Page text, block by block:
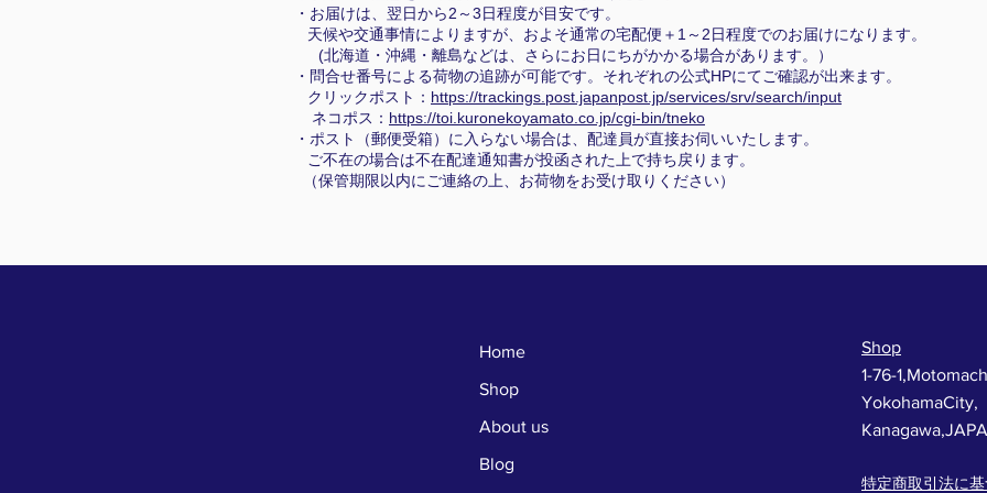
・お届けは、翌日から2～3日程度が目安です。
天候や交通事情によりますが、およそ通常の宅配便＋1～2日程度でのお届けになります。
(北海道・沖縄・離島などは、さらにお日にちがかかる場合があります。）
・問合せ番号による荷物の追跡が可能です。それぞれの公式HPにてご確認が出来ます。
クリックポスト： https://trackings.post.japanpost.jp/services/srv/search/input
ネコポス： https://toi.kuronekoyamato.co.jp/cgi-bin/tneko
・ポスト（郵便受箱）に入らない場合は、配達員が直接お伺いいたします。
ご不在の場合は不在配達通知書が投函された上で持ち戻ります。
（保管期限以内にご連絡の上、お荷物をお受け取りください）
Home
Shop
About us
Blog
Shop
1-76-
YokohamaCity,
特定商取引法に